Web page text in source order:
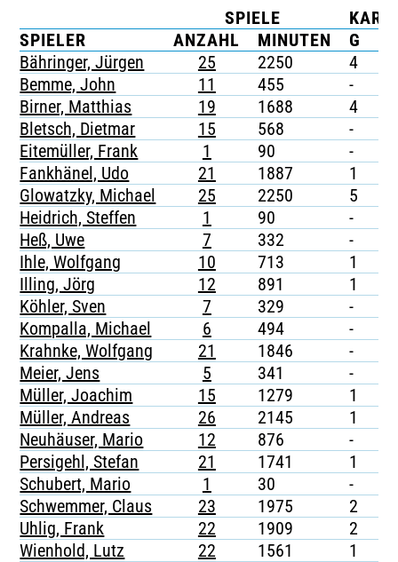
TICKETING
SPIELE
SPIELER
ANZAHL MINUTEN G
Bähringer, Jürgen
25 2250 4
Bemme, John
11 455 -
Birner, Matthias
19 1688 4
Bletsch, Dietmar
15 568 -
Eitemüller, Frank
1 90 -
Fankhänel, Udo
21 1887 1
Glowatzky, Michael
25 2250 5
Heidrich, Steffen
1 90 -
Heß, Uwe
7 332 -
Ihle, Wolfgang
10 713 1
Illing, Jörg
12 891 1
Köhler, Sven
7 329 -
Kompalla, Michael
6 494 -
Krahnke, Wolfgang
21 1846 -
Meier, Jens
5 341 -
Müller, Joachim
15 1279 1
Müller, Andreas
26 2145 1
Neuhäuser, Mario
12 876 -
Persigehl, Stefan
21 1741 1
Schubert, Mario
1 30 -
Schwemmer, Claus
23 1975 2
Uhlig, Frank
22 1909 2
Wienhold, Lutz
22 1561 1